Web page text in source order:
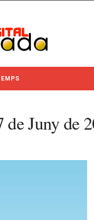
Juny de